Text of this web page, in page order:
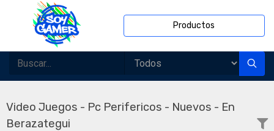
Productos
Video Juegos - Pc Perifericos - Nuevos - En
Berazategui